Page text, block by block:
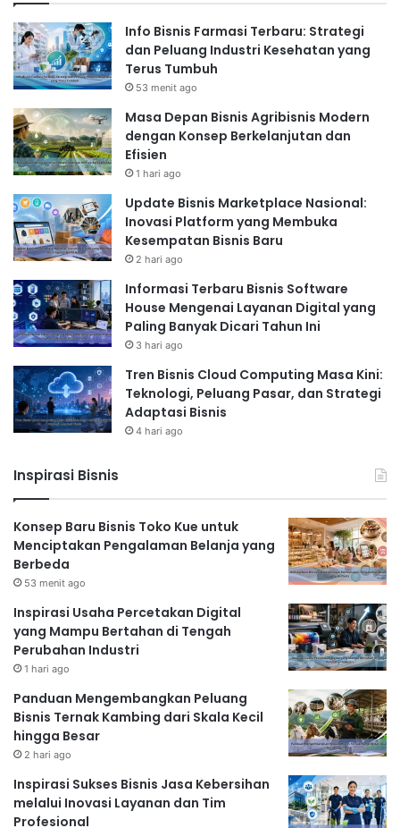
Info Bisnis Farmasi Terbaru: Strategi
dan Peluang Industri Kesehatan yang
Terus Tumbuh
53 menit ago
Masa Depan Bisnis Agribisnis Modern
dengan Konsep Berkelanjutan dan
Efisien
1 hari ago
Update Bisnis Marketplace Nasional:
Inovasi Platform yang Membuka
Kesempatan Bisnis Baru
2 hari ago
Informasi Terbaru Bisnis Software
House Mengenai Layanan Digital yang
Paling Banyak Dicari Tahun Ini
3 hari ago
Tren Bisnis Cloud Computing Masa Kini:
Teknologi, Peluang Pasar, dan Strategi
Adaptasi Bisnis
4 hari ago
Inspirasi Bisnis
Konsep Baru Bisnis Toko Kue untuk
Menciptakan Pengalaman Belanja yang
Berbeda
53 menit ago
Inspirasi Usaha Percetakan Digital
yang Mampu Bertahan di Tengah
Perubahan Industri
1 hari ago
Panduan Mengembangkan Peluang
Bisnis Ternak Kambing dari Skala Kecil
hingga Besar
2 hari ago
Inspirasi Sukses Bisnis Jasa Kebersihan
melalui Inovasi Layanan dan Tim
Profesional